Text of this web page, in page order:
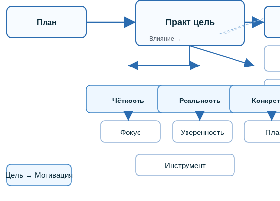
План Практ цель
Чёткость
Реальность
Фокус Уверенность
Влияние →
Инструмент
Цель → Мотивация